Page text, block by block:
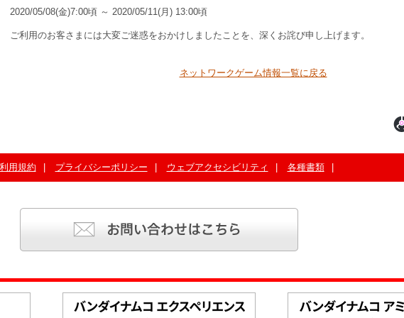
2020/05/08(金)7:00頃 ～ 2020/05/11(月) 13:00頃
ご利用のお客さまには大変ご迷惑をおかけしましたことを、深くお詫び申し上げます。
ネットワークゲーム情報一覧に戻る
用規約 プライバシーポリシー ウェブアクセシビリティ 各種書類